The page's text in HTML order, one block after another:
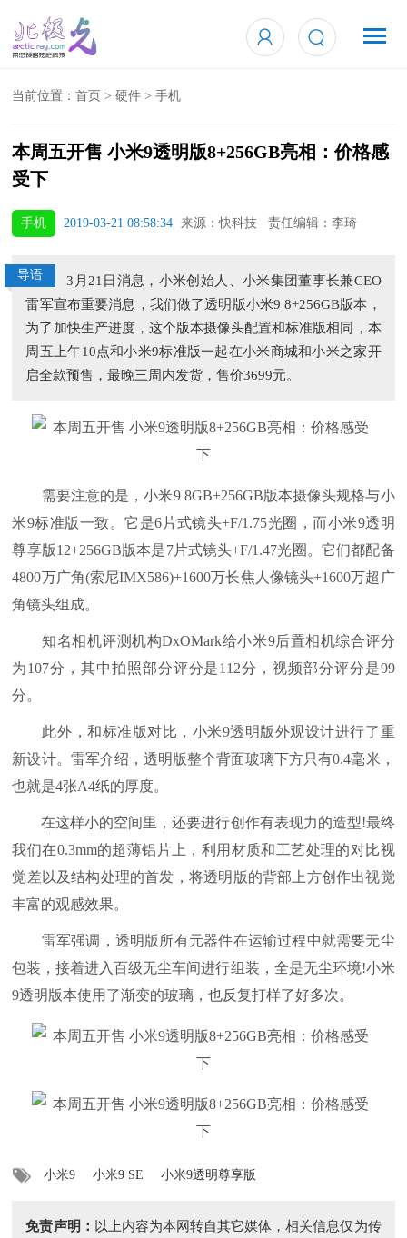
当前位置：首页 >硬件 >手机
本周五开售 小米9透明版8+256GB亮相：价格感
受下
手机 2019-03-21 08:58:34 来源：快科技 责任编辑：李琦
导语
3月21日消息，小米创始人、小米集团董事长兼CEO
雷军宣布重要消息，我们做了透明版小米9 8+256GB版本，
为了加快生产进度，这个版本摄像头配置和标准版相同，本
周五上午10点和小米9标准版一起在小米商城和小米之家开
启全款预售，最晚三周内发货，售价3699元。
需要注意的是，小米9 8GB+256GB版本摄像头规格与小
米9标准版一致。它是6片式镜头+F/1.75光圈，而小米9透明
尊享版12+256GB版本是7片式镜头+F/1.47光圈。它们都配备
4800万广角(索尼IMX586)+1600万长焦人像镜头+1600万超广
角镜头组成。
知名相机评测机构DxOMark给小米9后置相机综合评分
为107分，其中拍照部分评分是112分，视频部分评分是99
分。
此外，和标准版对比，小米9透明版外观设计进行了重
新设计。雷军介绍，透明版整个背面玻璃下方只有0.4毫米，
也就是4张A4纸的厚度。
在这样小的空间里，还要进行创作有表现力的造型!最终
我们在0.3mm的超薄铝片上，利用材质和工艺处理的对比视
觉差以及结构处理的首发，将透明版的背部上方创作出视觉
丰富的观感效果。
雷军强调，透明版所有元器件在运输过程中就需要无尘
包装，接着进入百级无尘车间进行组装，全是无尘环境!小米
9透明版本使用了渐变的玻璃，也反复打样了好多次。
小米9 小米9 SE 小米9透明尊享版
免责声明： 以上内容为本网转自其它媒体，相关信息仅为传